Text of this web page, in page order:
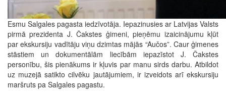
Esmu Salgales pagasta iedzīvotāja. Iepazinusies ar Latvijas Valsts
pirmā prezidenta J. Čakstes ģimeni, pieņēmu izaicinājumu kļūt
par ekskursiju vadītāju viņu dzimtas mājās “Aučos”. Caur ģimenes
stāstiem un dokumentālām liecībām iepazīstot J. Čakstes
personību, šis pienākums ir kļuvis par manu sirds darbu. Atbildot
uz muzejā satikto cilvēku jautājumiem, ir izveidots arī ekskursiju
maršruts pa Salgales pagastu.